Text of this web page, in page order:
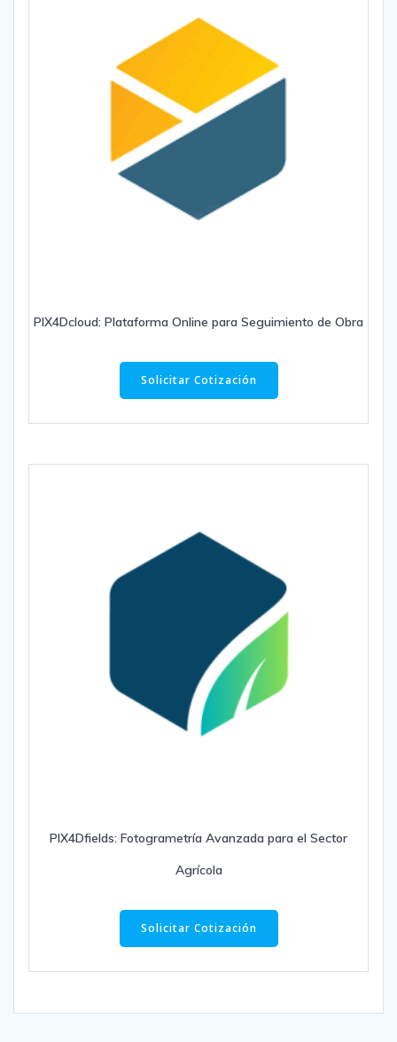
PIX4Dcloud: Plataforma Online para Seguimiento de Obra
Solicitar Cotización
PIX4Dfields: Fotogrametría Avanzada para el Sector
Agrícola
Solicitar Cotización